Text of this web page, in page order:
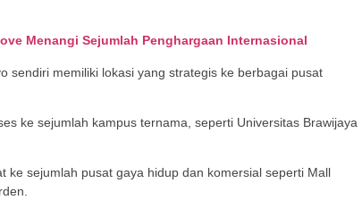
Menangi Sejumlah Penghargaan Internasional
sendiri memiliki lokasi yang strategis ke berbagai pusat
ke sejumlah kampus ternama, seperti Universitas Brawijaya
ke sejumlah pusat gaya hidup dan komersial seperti Mall